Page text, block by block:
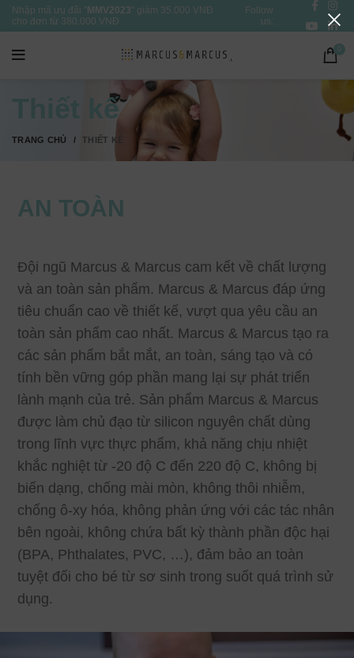
Nhập mã ưu đãi " MMV2023 " giảm 35.000 VNĐ
cho đơn từ 380.000 VNĐ
Follow
us:
Thiết kế
TRANG CHỦ THIẾT KẾ
AN TOÀN
Đội ngũ Marcus & Marcus cam kết về chất lượng
và an toàn sản phẩm. Marcus & Marcus đáp ứng
tiêu chuẩn cao về thiết kế, vượt qua yêu cầu an
toàn sản phẩm cao nhất. Marcus & Marcus tạo ra
các sản phẩm bắt mắt, an toàn, sáng tạo và có
tính bền vững góp phần mang lại sự phát triển
lành mạnh của trẻ. Sản phẩm Marcus & Marcus
được làm chủ đạo từ silicon nguyên chất dùng
trong lĩnh vực thực phẩm, khả năng chịu nhiệt
khắc nghiệt từ -20 độ C đến 220 độ C, không bị
biến dạng, chống mài mòn, không thôi nhiễm,
chống ô-xy hóa, không phản ứng với các tác nhân
bên ngoài, không chứa bất kỳ thành phần độc hại
(BPA, Phthalates, PVC, …), đảm bảo an toàn
tuyệt đối cho bé từ sơ sinh trong suốt quá trình sử
dụng.